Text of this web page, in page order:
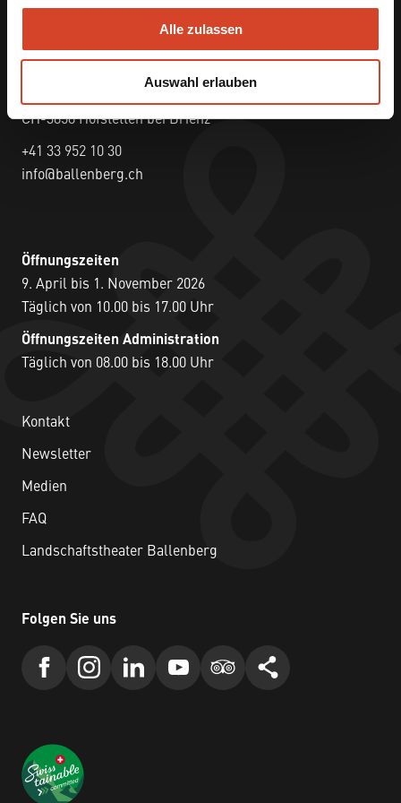
Alle zulassen
Auswahl erlauben
Freilichtmuseum der Schweiz
CH-3858 Hofstetten bei Brienz
+41 33 952 10 30
info@ballenberg.ch
Öffnungszeiten
9. April bis 1. November 2026
Täglich von 10.00 bis 17.00 Uhr
Öffnungszeiten Administration
Täglich von 08.00 bis 18.00 Uhr
Kontakt
Newsletter
Medien
FAQ
Landschaftstheater Ballenberg
Folgen Sie uns